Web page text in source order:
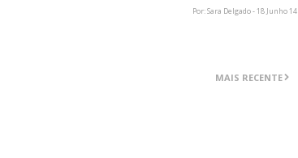
Por: Sara Delgado - 18 Junho 14
MAIS RECENTE